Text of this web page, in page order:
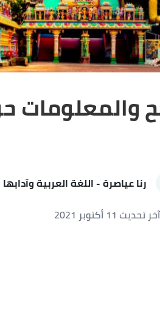
والمعلومات
رنا عياصرة- اللغة العربية وآدابها
تحديث 11 أكتوبر 2021